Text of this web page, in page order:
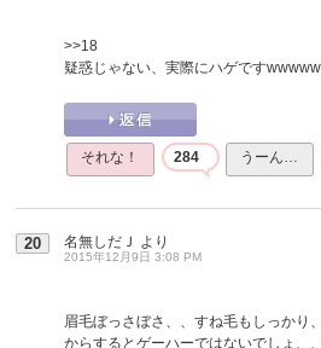
>>18
疑惑じゃない、実際にハゲです
それな！ 284 うーん…
20 名無しだＪ より
2015年12月9日 3:08 PM
眉毛ぼっさぼさ、、すね毛もしっかり、
からするとゲーハーではないでしょ、